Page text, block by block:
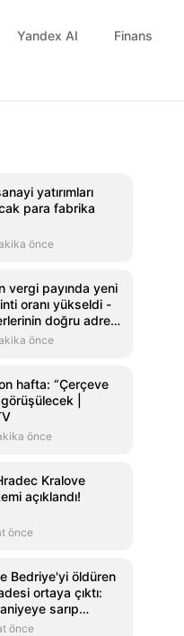
Yandex AI Finans
yatırımları
para fabrika
önce
vergi payında yeni
oranı yükseldi -
doğru adresi
Haber
önce
hafta: “Çerçeve
|
önce
Kralove
açıklandı!
önce
Bedriye'yi öldüren
ortaya çıktı:
sarıp
sohbet ettim
önce